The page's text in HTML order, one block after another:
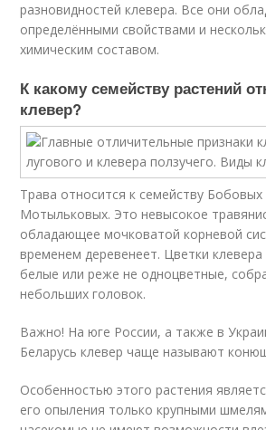
разновидностей клевера. Все они
определёнными свойствами и
химическим составом.
К какому семейству растений
клевер?
Трава относится к семейству
Мотыльковых. Это невысокое
обладающее мочковатой корневой
временем деревенеет. Цветки
белые или реже не одноцветные,
небольших головок.
Важно! На юге России, а также в
Беларусь клевер чаще называют
Особенностью этого растения
его опыления только крупными